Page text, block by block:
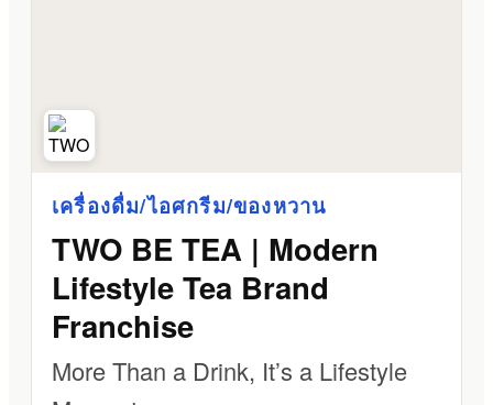
เครื่องดื่ม/ไอศกรีม/ของหวาน
TWO BE TEA | Modern
Lifestyle Tea Brand
Franchise
More Than a Drink, It’s a Lifestyle